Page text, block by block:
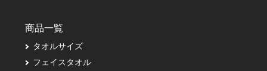
商品一覧
タオルサイズ
フェイスタオル